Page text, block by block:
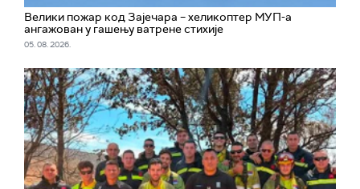
Велики пожар код Зајечара – хеликоптер МУП-а
ангажован у гашењу ватрене стихије
05. 08. 2026.